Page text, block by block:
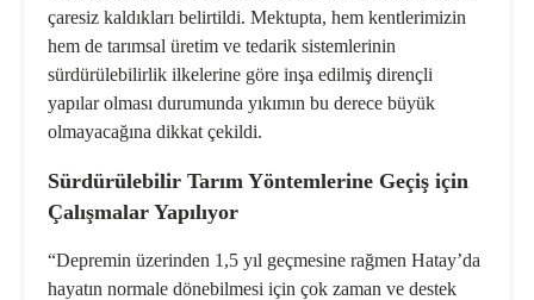
çaresiz kaldıkları belirtildi. Mektupta, hem kentlerimizin
hem de tarımsal üretim ve tedarik sistemlerinin
sürdürülebilirlik ilkelerine göre inşa edilmiş dirençli
yapılar olması durumunda yıkımın bu derece büyük
olmayacağına dikkat çekildi.
Sürdürülebilir Tarım Yöntemlerine Geçiş için
Çalışmalar Yapılıyor
“Depremin üzerinden 1,5 yıl geçmesine rağmen Hatay’da
hayatın normale dönebilmesi için çok zaman ve destek